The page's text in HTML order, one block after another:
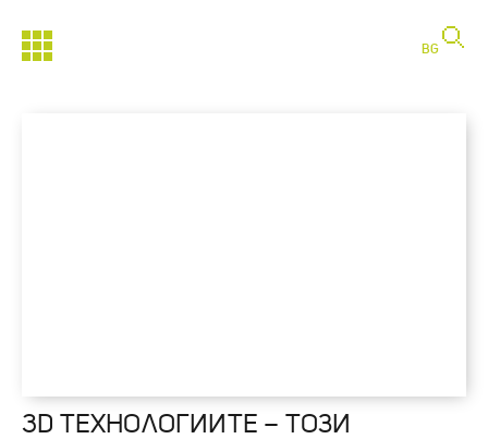
BG
3D ТЕХНОЛОГИИТЕ – ТОЗИ